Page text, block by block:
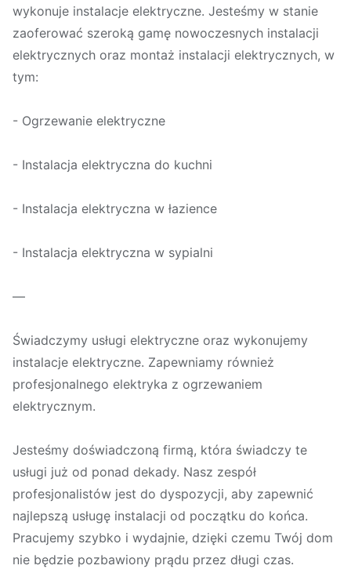
wykonuje instalacje elektryczne. Jesteśmy w stanie
zaoferować szeroką gamę nowoczesnych instalacji
elektrycznych oraz montaż instalacji elektrycznych, w
tym:
- Ogrzewanie elektryczne
- Instalacja elektryczna do kuchni
- Instalacja elektryczna w łazience
- Instalacja elektryczna w sypialni
—
Świadczymy usługi elektryczne oraz wykonujemy
instalacje elektryczne. Zapewniamy również
profesjonalnego elektryka z ogrzewaniem
elektrycznym.
Jesteśmy doświadczoną firmą, która świadczy te
usługi już od ponad dekady. Nasz zespół
profesjonalistów jest do dyspozycji, aby zapewnić
najlepszą usługę instalacji od początku do końca.
Pracujemy szybko i wydajnie, dzięki czemu Twój dom
nie będzie pozbawiony prądu przez długi czas.